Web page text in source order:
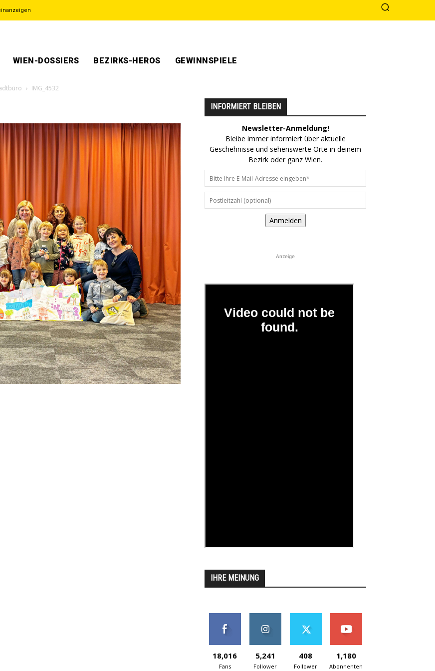
WIEN-DOSSIERS BEZIRKS-HEROS GEWINNSPIELE
IMG_4532
INFORMIERT BLEIBEN
Newsletter-Anmeldung!
Bleibe immer informiert über aktuelle
Geschehnisse und sehenswerte Orte in deinem
Bezirk oder ganz Wien.
Anmelden
Anzeige
IHRE MEINUNG
18,016
Fans
5,241
Follower
408
Follower
1,180
Abonnenten